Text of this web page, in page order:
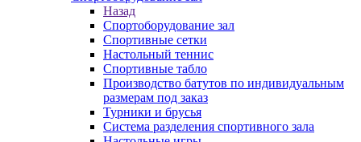
Назад
Спортоборудование зал
Спортивные сетки
Настольный теннис
Спортивные табло
Производство батутов по индивидуальным
размерам под заказ
Турники и брусья
Система разделения спортивного зала